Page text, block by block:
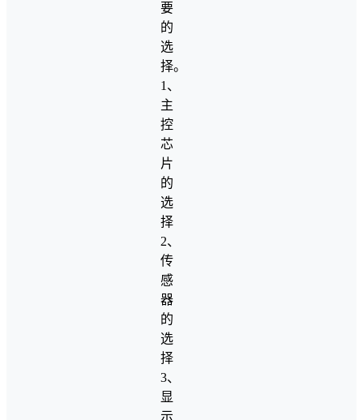
要
的
选
择。
1、
主
控
芯
片
的
选
择
2、
传
感
器
的
选
择
3、
显
示